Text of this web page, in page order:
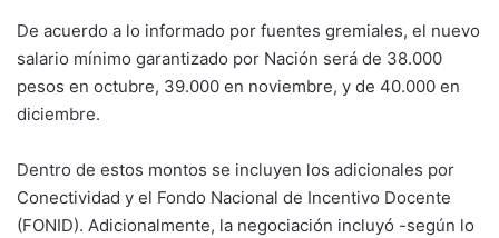
De acuerdo a lo informado por fuentes gremiales, el nuevo
salario mínimo garantizado por Nación será de 38.000
pesos en octubre, 39.000 en noviembre, y de 40.000 en
diciembre.
Dentro de estos montos se incluyen los adicionales por
Conectividad y el Fondo Nacional de Incentivo Docente
(FONID). Adicionalmente, la negociación incluyó -según lo